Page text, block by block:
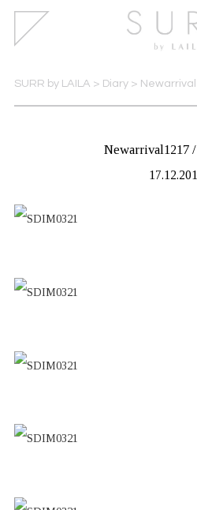
SURR by LAILA > Diary>
Newarrival1217